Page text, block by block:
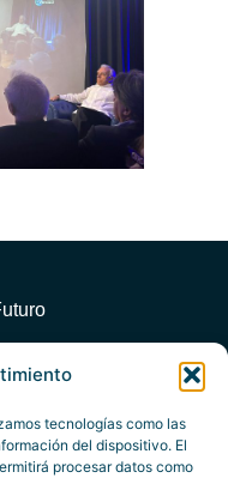
tecnologías como las
del dispositivo. El
procesar datos como
propias